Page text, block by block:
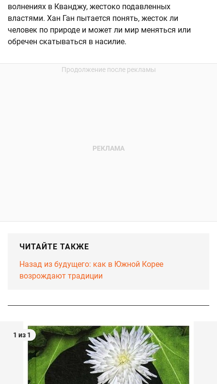
волнениях в Кванджу, жестоко подавленных
властями. Хан Ган пытается понять, жесток ли
человек по природе и может ли мир меняться или
обречен скатываться в насилие.
ЧИТАЙТЕ ТАКЖЕ
Назад из будущего: как в Южной Корее
возрождают традиции
1 из 1